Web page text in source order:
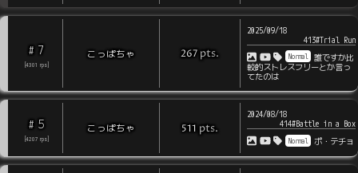
# 7
4301 rps
こっぱちゃ 267 pts.
2025/09/18
413#Trial Run
Normal
誰ですか比
較的ストレスフリーとか言っ
てたのは
# 5
4207 rps
こっぱちゃ 511 pts.
2024/08/18
414#Battle in a Box
Normal ポ・テチョ